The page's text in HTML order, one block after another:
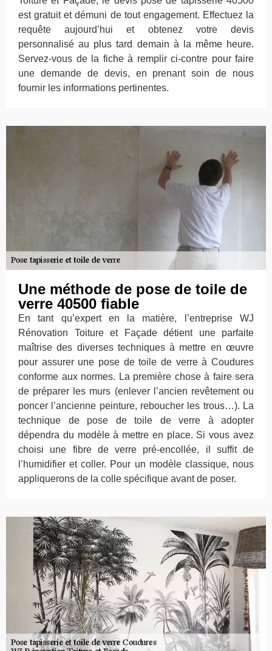
est gratuit et démuni de tout engagement. Effectuez la
requête aujourd’hui et obtenez votre devis
personnalisé au plus tard demain à la même heure.
Servez-vous de la fiche à remplir ci-contre pour faire
une demande de devis, en prenant soin de nous
fournir les informations pertinentes.
Une méthode de pose de toile de
verre 40500 fiable
En tant qu’expert en la matière, l’entreprise WJ
Rénovation Toiture et Façade détient une parfaite
maîtrise des diverses techniques à mettre en œuvre
pour assurer une pose de toile de verre à Coudures
conforme aux normes. La première chose à faire sera
de préparer les murs (enlever l’ancien revêtement ou
poncer l’ancienne peinture, reboucher les trous…). La
technique de pose de toile de verre à adopter
dépendra du modèle à mettre en place. Si vous avez
choisi une fibre de verre pré-encollée, il suffit de
l’humidifier et coller. Pour un modèle classique, nous
appliquerons de la colle spécifique avant de poser.